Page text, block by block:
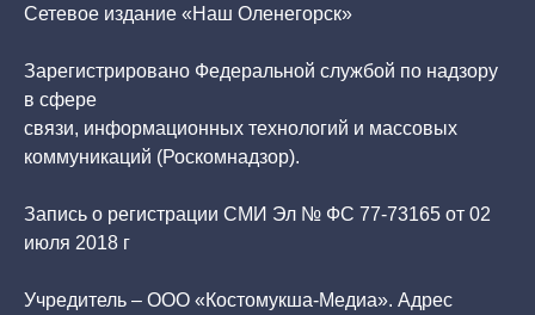
Сетевое издание «Наш Оленегорск»
Зарегистрировано Федеральной службой по надзору
в сфере
связи, информационных технологий и массовых
коммуникаций (Роскомнадзор).
Запись о регистрации СМИ Эл № ФС 77-73165 от 02
июля 2018 г
Учредитель – ООО «Костомукша-Медиа». Адрес